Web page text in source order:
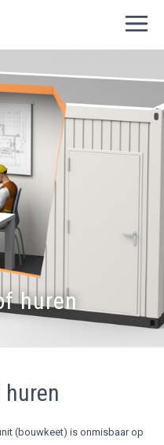
huren
(bouwkeet) is onmisbaar op